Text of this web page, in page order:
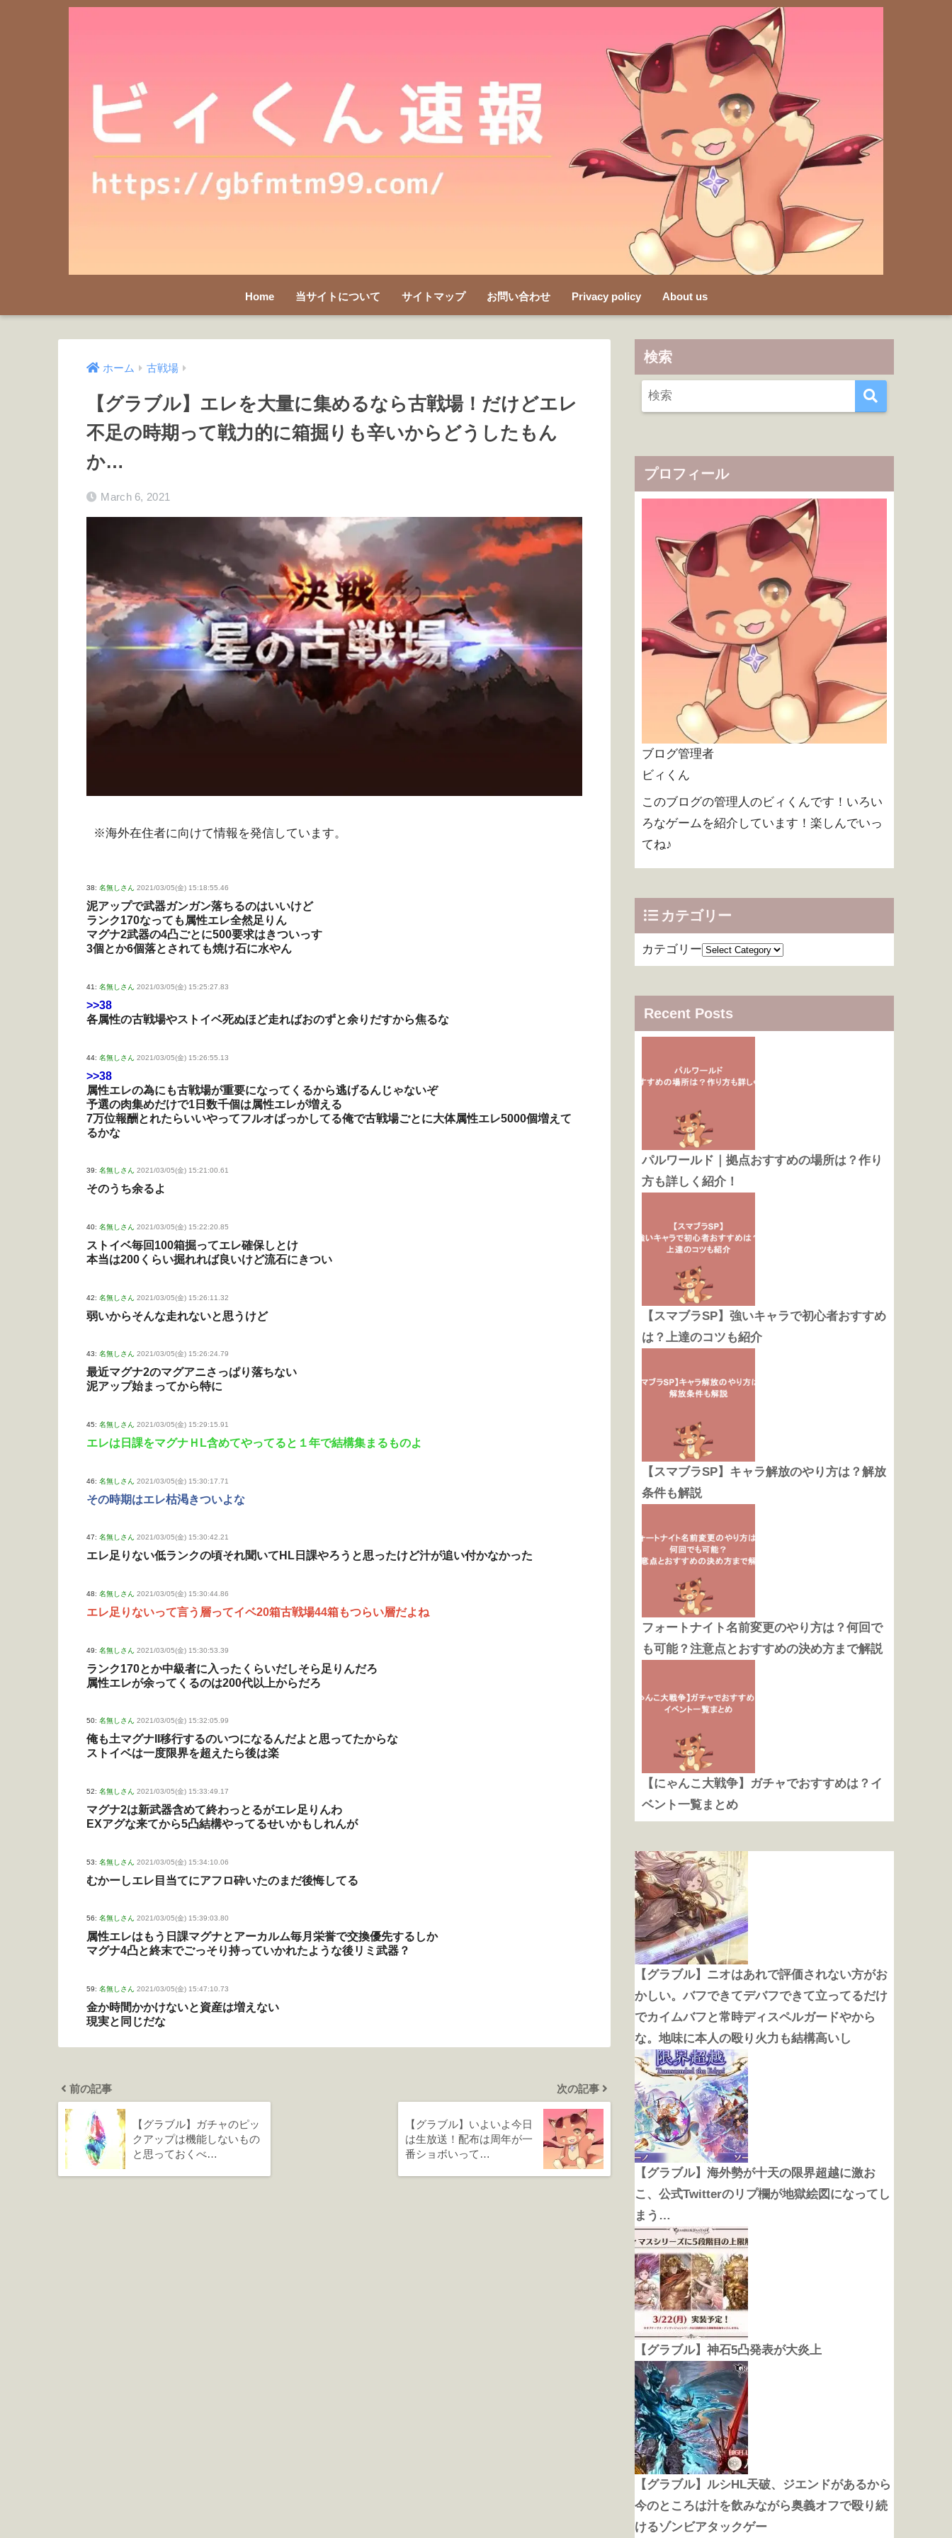
Home 当サイトについて サイトマップ お問い合わせ Privacy policy About us
ホーム 古戦場
【グラブル】エレを大量に集めるなら古戦場！だけどエレ
不足の時期って戦力的に箱掘りも辛いからどうしたもん
か…
March 6, 2021
※海外在住者に向けて情報を発信しています。
38: 名無しさん 2021/03/05(金) 15:18:55.46
泥アップで武器ガンガン落ちるのはいいけど
ランク170なっても属性エレ全然足りん
マグナ2武器の4凸ごとに500要求はきついっす
3個とか6個落とされても焼け石に水やん
41: 名無しさん 2021/03/05(金) 15:25:27.83
>>38
各属性の古戦場やストイベ死ぬほど走ればおのずと余りだすから焦るな
44: 名無しさん 2021/03/05(金) 15:26:55.13
>>38
属性エレの為にも古戦場が重要になってくるから逃げるんじゃないぞ
予選の肉集めだけで1日数千個は属性エレが増える
7万位報酬とれたらいいやってフルオばっかしてる俺で古戦場ごとに大体属性エレ5000個増えて
るかな
39: 名無しさん 2021/03/05(金) 15:21:00.61
そのうち余るよ
40: 名無しさん 2021/03/05(金) 15:22:20.85
ストイベ毎回100箱掘ってエレ確保しとけ
本当は200くらい掘れれば良いけど流石にきつい
42: 名無しさん 2021/03/05(金) 15:26:11.32
弱いからそんな走れないと思うけど
43: 名無しさん 2021/03/05(金) 15:26:24.79
最近マグナ2のマグアニさっぱり落ちない
泥アップ始まってから特に
45: 名無しさん 2021/03/05(金) 15:29:15.91
エレは日課をマグナＨL含めてやってると１年で結構集まるものよ
46: 名無しさん 2021/03/05(金) 15:30:17.71
その時期はエレ枯渇きついよな
47: 名無しさん 2021/03/05(金) 15:30:42.21
エレ足りない低ランクの頃それ聞いてHL日課やろうと思ったけど汁が追い付かなかった
48: 名無しさん 2021/03/05(金) 15:30:44.86
エレ足りないって言う層ってイベ20箱古戦場44箱もつらい層だよね
49: 名無しさん 2021/03/05(金) 15:30:53.39
ランク170とか中級者に入ったくらいだしそら足りんだろ
属性エレが余ってくるのは200代以上からだろ
50: 名無しさん 2021/03/05(金) 15:32:05.99
俺も土マグナII移行するのいつになるんだよと思ってたからな
ストイベは一度限界を超えたら後は楽
52: 名無しさん 2021/03/05(金) 15:33:49.17
マグナ2は新武器含めて終わっとるがエレ足りんわ
EXアグな来てから5凸結構やってるせいかもしれんが
53: 名無しさん 2021/03/05(金) 15:34:10.06
むかーしエレ目当てにアフロ砕いたのまだ後悔してる
56: 名無しさん 2021/03/05(金) 15:39:03.80
属性エレはもう日課マグナとアーカルム毎月栄誉で交換優先するしか
マグナ4凸と終末でごっそり持っていかれたような後リミ武器？
59: 名無しさん 2021/03/05(金) 15:47:10.73
金か時間かかけないと資産は増えない
現実と同じだな
前の記事
【グラブル】ガチャのピッ
クアップは機能しないもの
と思っておくべ…
次の記事
【グラブル】いよいよ今日
は生放送！配布は周年が一
番ショボいって…
検索
プロフィール
ブログ管理者
ビィくん
このブログの管理人のビィくんです！いろい
ろなゲームを紹介しています！楽しんでいっ
てね♪
カテゴリー
カテゴリー
Recent Posts
パルワールド｜拠点おすすめの場所は？作り
方も詳しく紹介！
【スマブラSP】強いキャラで初心者おすすめ
は？上達のコツも紹介
【スマブラSP】キャラ解放のやり方は？解放
条件も解説
フォートナイト名前変更のやり方は？何回で
も可能？注意点とおすすめの決め方まで解説
【にゃんこ大戦争】ガチャでおすすめは？イ
ベント一覧まとめ
【グラブル】ニオはあれで評価されない方がお
かしい。バフできてデバフできて立ってるだけ
でカイムバフと常時ディスペルガードやから
な。地味に本人の殴り火力も結構高いし
【グラブル】海外勢が十天の限界超越に激お
こ、公式Twitterのリプ欄が地獄絵図になってし
まう…
【グラブル】神石5凸発表が大炎上
【グラブル】ルシHL天破、ジエンドがあるから
今のところは汁を飲みながら奥義オフで殴り続
けるゾンビアタックゲー